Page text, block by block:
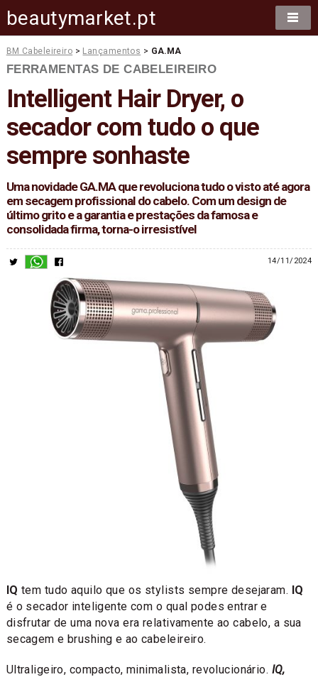
beautymarket.pt
BM Cabeleireiro > Lançamentos > GA.MA
FERRAMENTAS DE CABELEIREIRO
Intelligent Hair Dryer, o
secador com tudo o que
sempre sonhaste
Uma novidade GA.MA que revoluciona tudo o visto até agora
em secagem profissional do cabelo. Com um design de
último grito e a garantia e prestações da famosa e
consolidada firma, torna-o irresistível
14/11/2024
IQ tem tudo aquilo que os stylists sempre desejaram. IQ
é o secador inteligente com o qual podes entrar e
disfrutar de uma nova era relativamente ao cabelo, a sua
secagem e brushing e ao cabeleireiro.
Ultraligeiro, compacto, minimalista, revolucionário. IQ,